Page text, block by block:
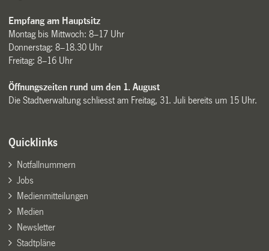
Empfang am Hauptsitz
Montag bis Mittwoch: 8–17 Uhr
Donnerstag: 8–18.30 Uhr
Freitag: 8–16 Uhr
Öffnungszeiten rund um den 1. August
Die Stadtverwaltung schliesst am Freitag, 31. Juli bereits um 15 Uhr.
Quicklinks
Notfallnummern
Jobs
Medienmitteilungen
Medien
Newsletter
Stadtpläne